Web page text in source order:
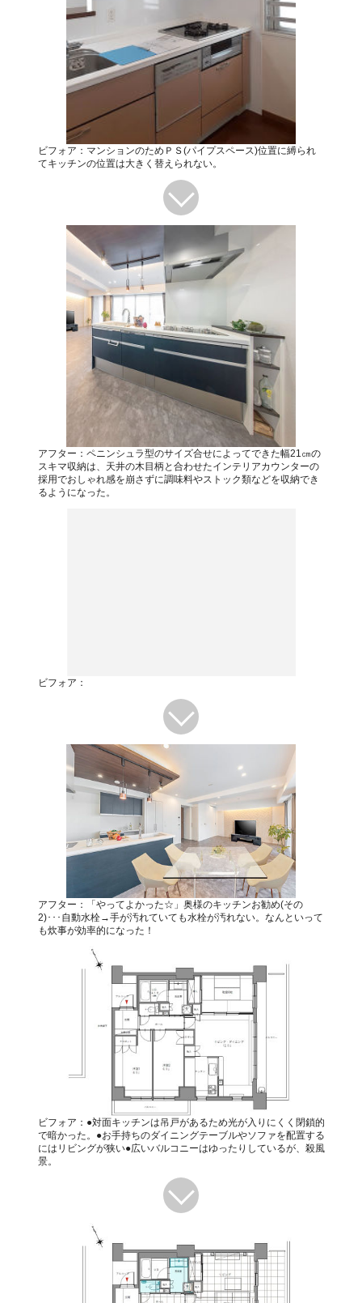
ビフォア：マンションのためＰＳ(パイプスペース)位置に縛られ
てキッチンの位置は大きく替えられない。
アフター：ペニンシュラ型のサイズ合せによってできた幅21㎝の
スキマ収納は、天井の木目柄と合わせたインテリアカウンターの
採用でおしゃれ感を崩さずに調味料やストック類などを収納でき
るようになった。
ビフォア：
アフター：「やってよかった☆」奥様のキッチンお勧め(その
2)･･･自動水栓→手が汚れていても水栓が汚れない。なんといって
も炊事が効率的になった！
ビフォア：●対面キッチンは吊戸があるため光が入りにくく閉鎖的
で暗かった。●お手持ちのダイニングテーブルやソファを配置する
にはリビングが狭い●広いバルコニーはゆったりしているが、殺風
景。